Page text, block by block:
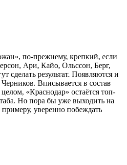
по-прежнему, крепкий, если
Ари, Кайо, Ольссон, Берг,
сделать результат. Появляются и
Вписывается в состав
«Краснодар» остаётся топ-
Но пора бы уже выходить на
уверенно побеждать